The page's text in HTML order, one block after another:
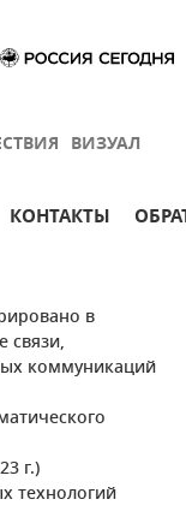
ВИЗУАЛ
КОНТАКТЫ
в
связи,
коммуникаций
г.)
технологий